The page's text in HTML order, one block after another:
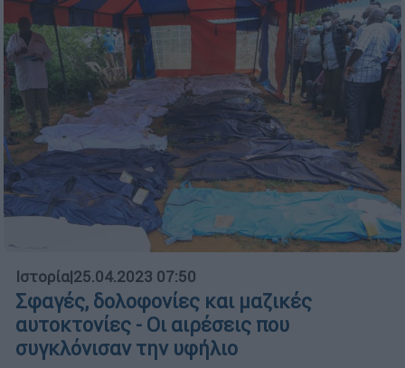
Ιστορία|25.04.2023 07:50
Σφαγές, δολοφονίες και μαζικές
αυτοκτονίες - Οι αιρέσεις που
συγκλόνισαν την υφήλιο